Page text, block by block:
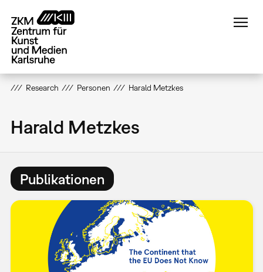
zum
Inhalt
Research Personen Harald Metzkes
Harald Metzkes
Publikationen